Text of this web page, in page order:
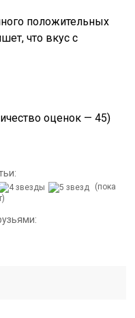
положительных
что вкус с
оценок — 45)
(пока